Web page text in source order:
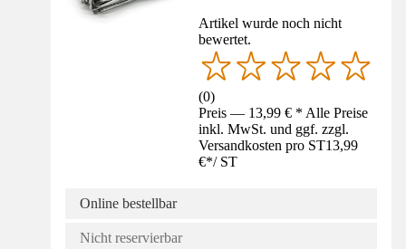
Artikel wurde noch nicht
bewertet.
(0)
Preis — 13,99 € * Alle Preise
inkl. MwSt. und ggf. zzgl.
Versandkosten pro ST13,99
€*/ ST
Online bestellbar
Nicht reservierbar